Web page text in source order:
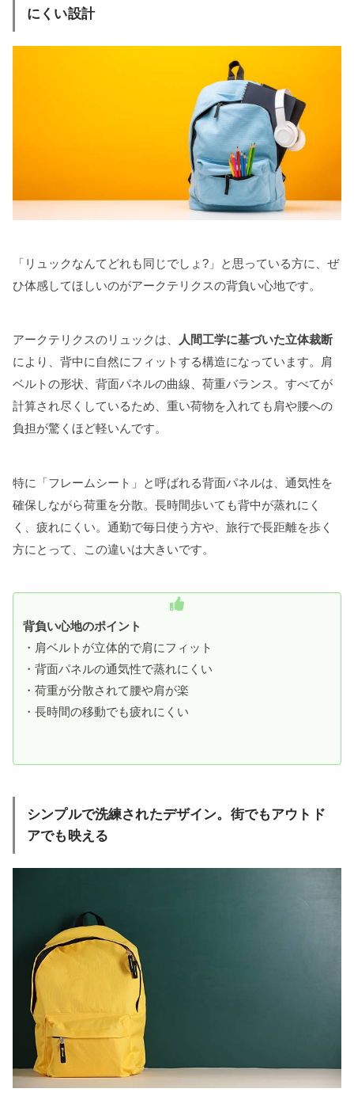
にくい設計
「リュックなんてどれも同じでしょ?」と思っている方に、ぜ
ひ体感してほしいのがアークテリクスの背負い心地です。
アークテリクスのリュックは、
人間工学に基づいた立体裁断
により、背中に自然にフィットする構造になっています。肩
ベルトの形状、背面パネルの曲線、荷重バランス。すべてが
計算され尽くしているため、重い荷物を入れても肩や腰への
負担が驚くほど軽いんです。
特に「フレームシート」と呼ばれる背面パネルは、通気性を
確保しながら荷重を分散。長時間歩いても背中が蒸れにく
く、疲れにくい。通勤で毎日使う方や、旅行で長距離を歩く
方にとって、この違いは大きいです。
背負い心地のポイント
・肩ベルトが立体的で肩にフィット
・背面パネルの通気性で蒸れにくい
・荷重が分散されて腰や肩が楽
・長時間の移動でも疲れにくい
シンプルで洗練されたデザイン。街でもアウトド
アでも映える